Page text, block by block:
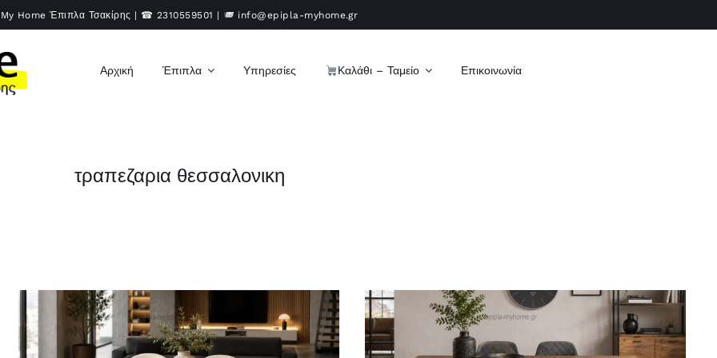
My Home Έπιπλα Τσακίρης | ☎ 2310559501 | info@epipla-myhome.gr
Αρχική Έπιπλα Υπηρεσίες Καλάθι – Ταμείο Επικοινωνία
τραπεζαρια θεσσαλονικη